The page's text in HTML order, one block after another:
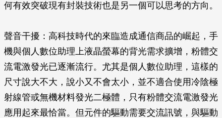
何有效突破現有封裝技術也是另一個可以思考的方向。
聲音干擾 ：高科技時代的來臨造成通信商品的崛起，手
機與個人數位助理上液晶螢幕的背光需求擴增，粉體交
流電激發光已逐漸流行。尤其是個人數位助理，這樣的
尺寸說大不大，說小又不會太小，並不適合使用冷陰極
射線管或無機材料發光二極體，只有粉體交流電激發光
應用起來最恰當。但元件的驅動需要交流訊號，與驅動